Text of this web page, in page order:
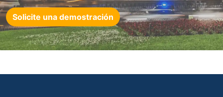
Solicite una demostración